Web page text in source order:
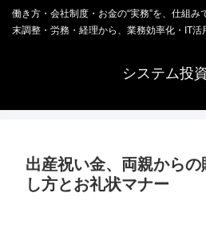
働き方・会社制度・お金の“実務”を、仕組
末調整・労務・経理から、業務効率化・IT活
システム投
出産祝い金、両親から
し方とお礼状マナー